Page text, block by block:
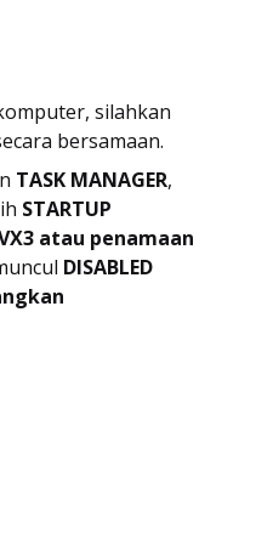
silahkan
bersamaan.
TASK MANAGER,
STARTUP
atau penamaan
DISABLED